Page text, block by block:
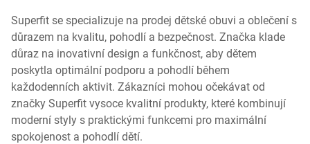
Superfit se specializuje na prodej dětské obuvi a oblečení s
důrazem na kvalitu, pohodlí a bezpečnost. Značka klade
důraz na inovativní design a funkčnost, aby dětem
poskytla optimální podporu a pohodlí během
každodenních aktivit. Zákazníci mohou očekávat od
značky Superfit vysoce kvalitní produkty, které kombinují
moderní styly s praktickými funkcemi pro maximální
spokojenost a pohodlí dětí.